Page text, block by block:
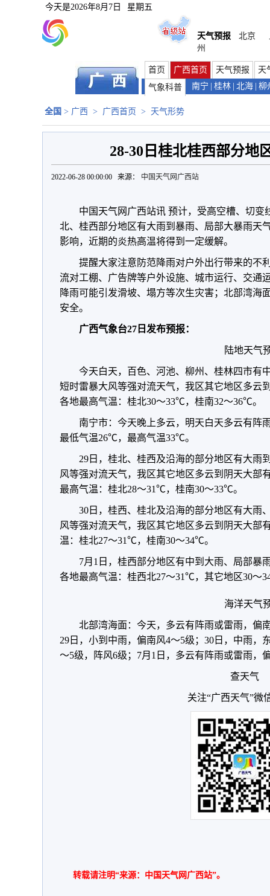
今天是2026年8月7日 星期五
天气预报 北京
州
首页 广西首页 天气预报
天
气象科普
南宁 桂林 北海 柳
全国 > 广西 > 广西首页 > 天气形势
28-30日桂北桂西部分地
2022-06-28 00:00:00 来源： 中国天气网广西站
中国天气网广西站讯 预计，受高空槽、切变
北、桂西部分地区有大雨到暴雨、局部大暴雨天
影响，近期的炎热高温将得到一定缓解。
提醒大家注意防范降雨对户外出行带来的不
流对工棚、广告牌等户外设施、城市运行、交通
降雨可能引发滑坡、塌方等次生灾害；北部湾海
安全。
广西气象台27日发布预报：
陆地天气
今天白天，百色、河池、柳州、桂林四市有
短时雷暴大风等强对流天气，我区其它地区多云
各地最高气温：桂北30～33℃，桂南32～36℃。
南宁市：今天晚上多云，明天白天多云有阵
最低气温26℃，最高气温33℃。
29日，桂北、桂西及沿海的部分地区有大雨
风等强对流天气，我区其它地区多云到阴天大部
最高气温：桂北28～31℃，桂南30～33℃。
30日，桂西、桂北及沿海的部分地区有大雨
风等强对流天气，我区其它地区多云到阴天大部
温：桂北27～31℃，桂南30～34℃。
7月1日，桂西部分地区有中到大雨、局部暴
各地最高气温：桂西北27～31℃，其它地区30～
海洋天气
北部湾海面：今天，多云有阵雨或雷雨，偏
29日，小到中雨，偏南风4～5级；30日，中雨，
～5级，阵风6级；7月1日，多云有阵雨或雷雨，
查天气
关注“广西天气”微
转载请注明“来源：中国天气网广西站”。